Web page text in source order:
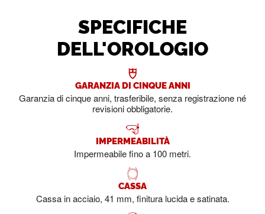
SPECIFICHE
DELL'OROLOGIO
GARANZIA DI CINQUE ANNI
Garanzia di cinque anni, trasferibile, senza registrazione né
revisioni obbligatorie.
IMPERMEABILITÀ
Impermeabile fino a 100 metri.
CASSA
Cassa in acciaio, 41 mm, finitura lucida e satinata.